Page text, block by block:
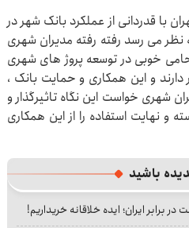
با قدردانی از عملکرد بانک شهر در
می رسد رفته رفته مدیران شهری
خوبی در توسعه پروژ های شهری
و این همکاری و حمایت بانک ،
شهری خواست این نگاه تاثیرگذار و
و نهایت استفاده را از این همکاری
باشید
برابر ایران؛ ایده خلاقانه خریداریم!